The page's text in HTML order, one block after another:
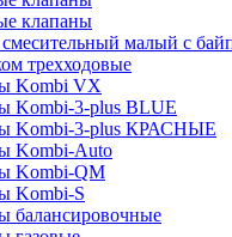
клапаны
малый с
трехходовые
Kombi VX
Kombi-3-plus BLUE
Kombi-3-plus КРАСНЫЕ
Kombi-Auto
Kombi-QM
Kombi-S
балансировочные